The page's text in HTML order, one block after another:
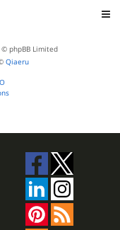
phpBB Limited
Qiaeru